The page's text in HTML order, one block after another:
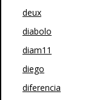
deux
diabolo
diam11
diego
diferencia